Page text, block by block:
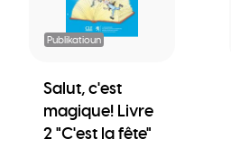
Publikatioun
Salut, c'est
magique! Livre
2 "C'est la fête"